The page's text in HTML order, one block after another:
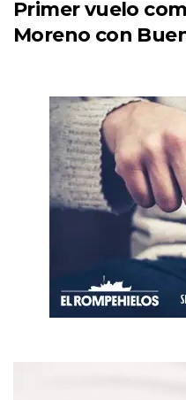
Primer vuelo
Moreno con